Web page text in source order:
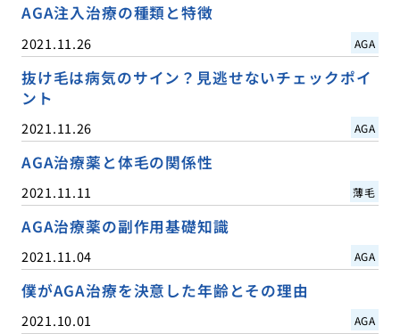
AGA注入治療の種類と特徴
2021.11.26 AGA
抜け毛は病気のサイン？見逃せないチェックポイ
ント
2021.11.26 AGA
AGA治療薬と体毛の関係性
2021.11.11 薄毛
AGA治療薬の副作用基礎知識
2021.11.04 AGA
僕がAGA治療を決意した年齢とその理由
2021.10.01 AGA